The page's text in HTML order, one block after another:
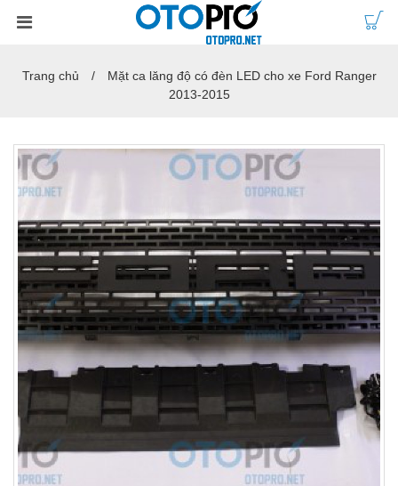
Trang chủ
Mặt ca lăng độ có đèn LED cho xe Ford Ranger
2013-2015